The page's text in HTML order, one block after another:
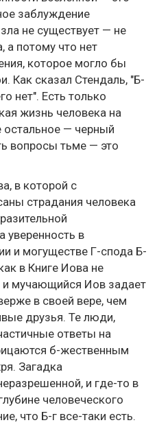
заблуждение
не существует — не
а потому что нет
которое могло бы
Как сказал Стендаль, "Б-
нет". Есть только
жизнь человека на
остальное — черный
вопросы тьме — это
в которой с
страдания человека
в
и могуществе Г-спода Б-
в Книге Иова не
мучающийся Иов задает
в своей вере, чем
друзья. Те люди,
ответы на
б-жественным
Загадка
и где-то в
человеческого
что Б-г все-таки есть.